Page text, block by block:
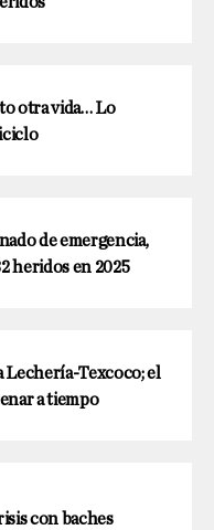
otra vida… Lo
de emergencia,
heridos en 2025
Lechería-Texcoco; el
a tiempo
con baches